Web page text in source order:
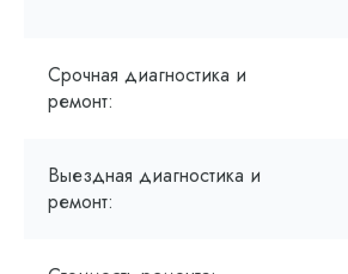
Срочная диагностика и
ремонт:
Выездная диагностика и
ремонт: